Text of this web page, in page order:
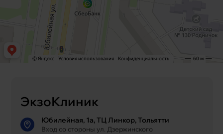
ЭкзоКлиник
Юбилейная, 1а, ТЦ Линкор, Тольятти
Вход со стороны ул. Дзержинского